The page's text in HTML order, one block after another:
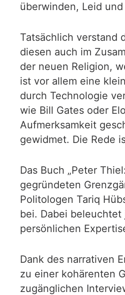
überwinden, Leid
Tatsächlich verstand
diesen auch im
der neuen Religion,
ist vor allem eine
durch Technologie
wie Bill Gates oder
Aufmerksamkeit
gewidmet. Die Rede
Das Buch „Peter
gegründeten
Politologen Tariq
bei. Dabei
persönlichen
Dank des narrativen
zu einer kohärenten
zugänglichen